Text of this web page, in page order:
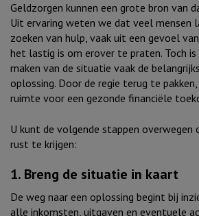
Geldzorgen kunnen een grote bron van
Uit ervaring weten we dat veel mensen
zoeken van hulp, vaak uit een gevoel
het lastig is om erover te praten. Toch is
maken van de situatie vaak de
oplossing. Door de regie terug te
ruimte voor een gezonde financiële
U kunt de volgende stappen overwegen
rust te krijgen:
1. Breng de situatie in kaart
De weg naar een oplossing begint bij
alle inkomsten, uitgaven en eventuele